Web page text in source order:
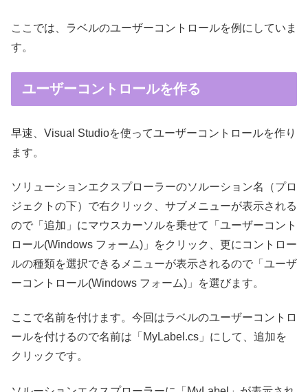
ここでは、ラベルのユーザーコントロールを例にしていま
す。
ユーザーコントロールを作る
早速、Visual Studioを使ってユーザーコントロールを作り
ます。
ソリューションエクスプローラーのソルーション名（プロ
ジェクトの下）で右クリック、サブメニューが表示される
ので「追加」にマウスカーソルを乗せて「ユーザーコント
ロール(Windows フォーム)」をクリック、更にコントロー
ルの種類を選択できるメニューが表示されるので「ユーザ
ーコントロール(Windows フォーム)」を選びます。
ここで名前を付けます。今回はラベルのユーザーコントロ
ールを付けるので名前は「MyLabel.cs」にして、追加を
クリックです。